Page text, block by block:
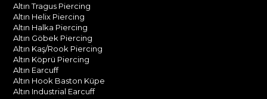
Altın Tragus Piercing
Altın Helix Piercing
Altın Halka Piercing
Altın Göbek Piercing
Altın Kaş/Rook Piercing
Altın Köprü Piercing
Altın Earcuff
Altın Hook Baston Küpe
Altın Industrial Earcuff